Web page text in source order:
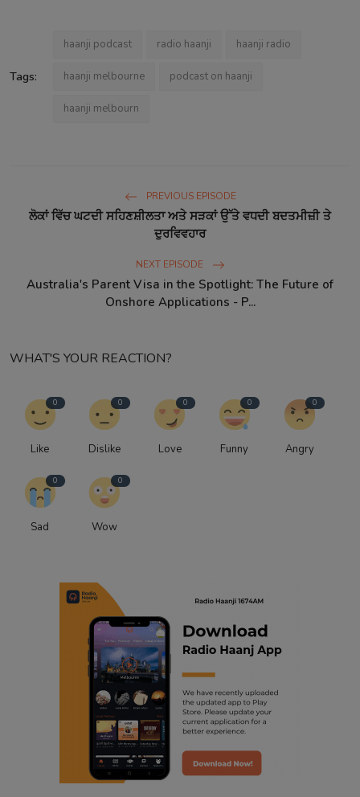
Tags:
haanji podcast radio haanji haanji radio
haanji melbourne podcast on haanji
haanji melbourn
PREVIOUS EPISODE
ਲੋਕਾਂ ਵਿੱਚ ਘਟਦੀ ਸਹਿਣਸ਼ੀਲਤਾ ਅਤੇ ਸੜਕਾਂ ਉੱਤੇ ਵਧਦੀ ਬਦਤਮੀਜ਼ੀ ਤੇ
ਦੁਰਵਿਵਹਾਰ
NEXT EPISODE
Australia's Parent Visa in the Spotlight: The Future of
Onshore Applications - P...
WHAT'S YOUR REACTION?
0
Like
0
Dislike
0
Love
0
Funny
0
Angry
0
Sad
0
Wow